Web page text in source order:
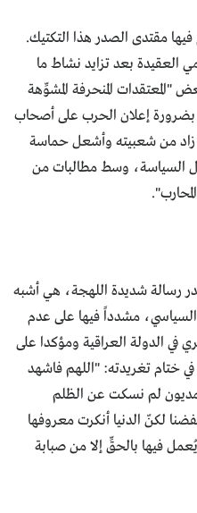
مقتدى الصدر هذا التكتيك.
العقيدة بعد تزايد نشاط ما
"المعتقدات المنحرفة المشوِّهة
إعلان الحرب على أصحاب
زاد من شعبيته وأشعل حماسة
السياسة، وسط مطالبات من
رسالة شديدة اللهجة، هي أشبه
السياسي، مشدداً فيها على عدم
في الدولة العراقية ومؤكدا على
ختام تغريدته: "اللهم فاشهد
لم نسكت عن الظلم
لكنّ الدنيا أنكرت معروفها
فيها بالحقِّ إلا من صبابة